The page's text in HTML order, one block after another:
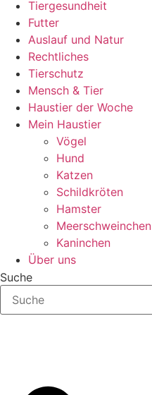
Tiergesundheit
Futter
Auslauf und Natur
Rechtliches
Tierschutz
Mensch & Tier
Haustier der Woche
Mein Haustier
Vögel
Hund
Katzen
Schildkröten
Hamster
Meerschweinchen
Kaninchen
Über uns
Suche